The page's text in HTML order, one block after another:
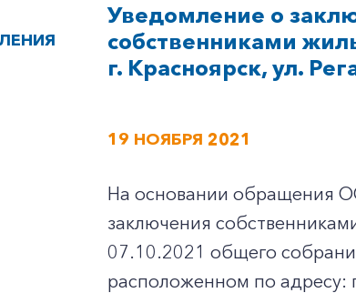
Заказать
Уведомление о
собственниками
г. Красноярск, ул.
19 НОЯБРЯ 2021
На основании обращения
заключения
07.10.2021 общего
расположенном по адресу: